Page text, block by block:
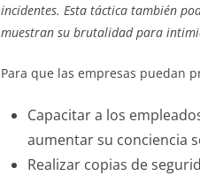
incidentes. Esta táctica también
muestran su brutalidad para
Para que las empresas puedan
Capacitar a los
aumentar su conciencia
Realizar copias de